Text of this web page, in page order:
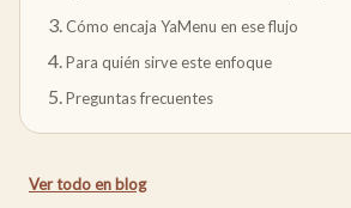
Cómo encaja YaMenu en ese flujo
Para quién sirve este enfoque
Preguntas frecuentes
Ver todo en blog